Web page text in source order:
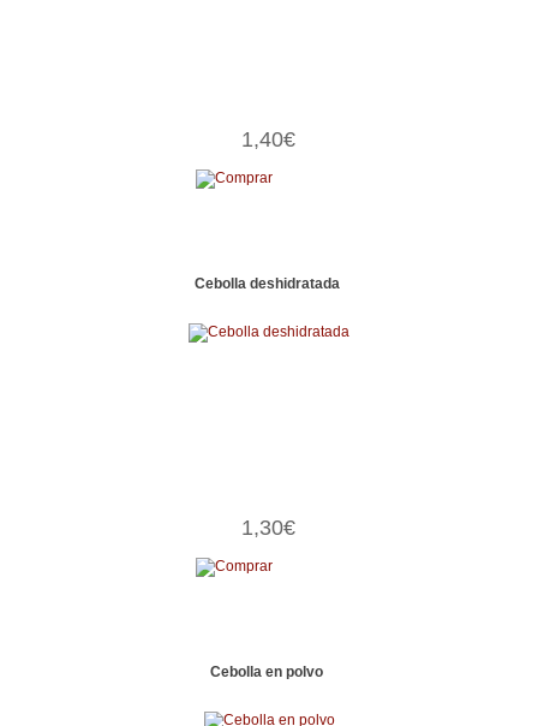
1,40€
Cebolla deshidratada
1,30€
Cebolla en polvo